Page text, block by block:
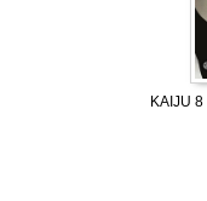
KAIJU